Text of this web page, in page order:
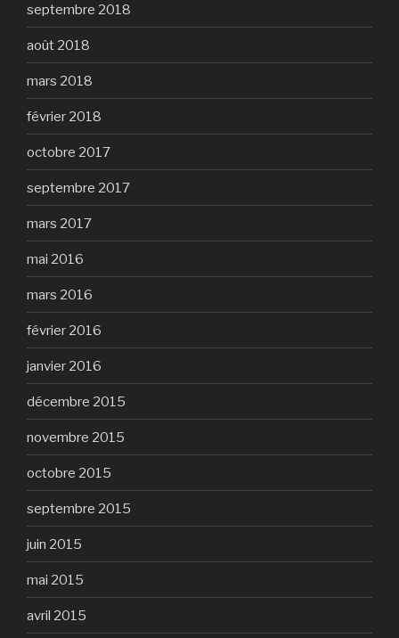
septembre 2018
août 2018
mars 2018
février 2018
octobre 2017
septembre 2017
mars 2017
mai 2016
mars 2016
février 2016
janvier 2016
décembre 2015
novembre 2015
octobre 2015
septembre 2015
juin 2015
mai 2015
avril 2015